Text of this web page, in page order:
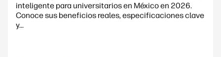
inteligente para universitarios en México en 2026.
Conoce sus beneficios reales, especificaciones clave
y...